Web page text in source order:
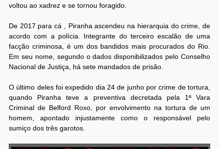
voltou ao xadrez e se tornou foragido.
De 2017 para cá , Piranha ascendeu na hierarquia do crime, de
acordo com a polícia. Integrante do terceiro escalão de uma
facção criminosa, é um dos bandidos mais procurados do Rio.
Em seu nome, segundo o dados disponibilizados pelo Conselho
Nacional de Justiça, há sete mandados de prisão.
O último deles foi expedido dia 24 de junho por crime de tortura,
quando Piranha teve a preventiva decretada pela 1ª Vara
Criminal de Belford Roxo, por envolvimento na tortura de um
homem, apontado injustamente como o responsável pelo
sumiço dos três garotos.